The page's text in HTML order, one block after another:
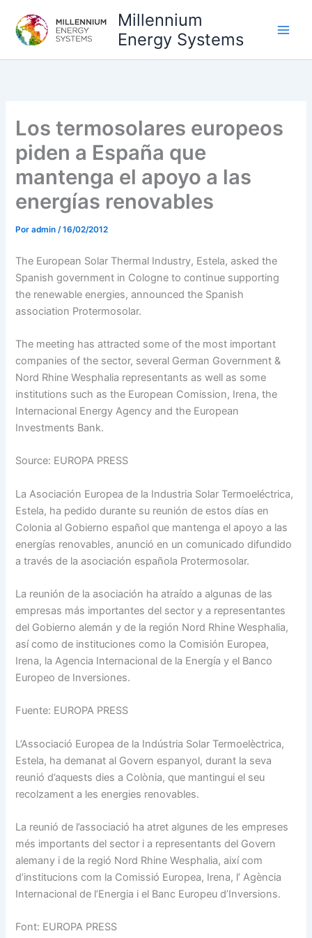
contenido
Millennium
Energy Systems
Los termosolares europeos
piden a España que
mantenga el apoyo a las
energías renovables
Poradmin/16/02/2012
The European Solar Thermal Industry, Estela, asked the
Spanish government in Cologne to continue supporting
the renewable energies, announced the Spanish
association Protermosolar.
The meeting has attracted some of the most important
companies of the sector, several German Government &
Nord Rhine Wesphalia representants as well as some
institutions such as the European Comission, Irena, the
Internacional Energy Agency and the European
Investments Bank.
Source: EUROPA PRESS
La Asociación Europea de la Industria Solar Termoeléctrica,
Estela, ha pedido durante su reunión de estos días en
Colonia al Gobierno español que mantenga el apoyo a las
energías renovables, anunció en un comunicado difundido
a través de la asociación española Protermosolar.
La reunión de la asociación ha atraído a algunas de las
empresas más importantes del sector y a representantes
del Gobierno alemán y de la región Nord Rhine Wesphalia,
así como de instituciones como la Comisión Europea,
Irena, la Agencia Internacional de la Energía y el Banco
Europeo de Inversiones.
Fuente: EUROPA PRESS
L’Associació Europea de la Indústria Solar Termoelèctrica,
Estela, ha demanat al Govern espanyol, durant la seva
reunió d’aquests dies a Colònia, que mantingui el seu
recolzament a les energies renovables.
La reunió de l’associació ha atret algunes de les empreses
més importants del sector i a representants del Govern
alemany i de la regió Nord Rhine Wesphalia, així com
d’institucions com la Comissió Europea, Irena, l’ Agència
Internacional de l’Energia i el Banc Europeu d’Inversions.
Font: EUROPA PRESS